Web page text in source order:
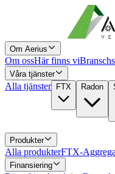
Om Aerius
Om ossHär finns vi
Våra tjänster
Alla tjänster FTX Radon
Produkter
Alla produkterFTX-
Finansiering